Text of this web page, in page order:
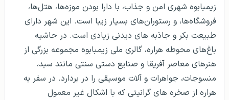
زیمبابوه شهری امن و جذاب، با دارا بودن موزه‌ها، هتل‌ها،
فروشگاه‌ها، و رستوران‌های بسیار زیبا است. این شهر دارای
طبیعت بکر و جاذبه های دیدنی زیادی است. در حاشیه
باغ‌های محوطه هراره، گالری ملی زیمبابوه مجموعه بزرگی از
هنرهای معاصر آفریقا و صنایع دستی سنتی مانند سبد،
منسوجات، جواهرات و آلات موسیقی را در بردارد. در سفر به
هراره از صخره های گرانیتی که با اشکال غیر معمول